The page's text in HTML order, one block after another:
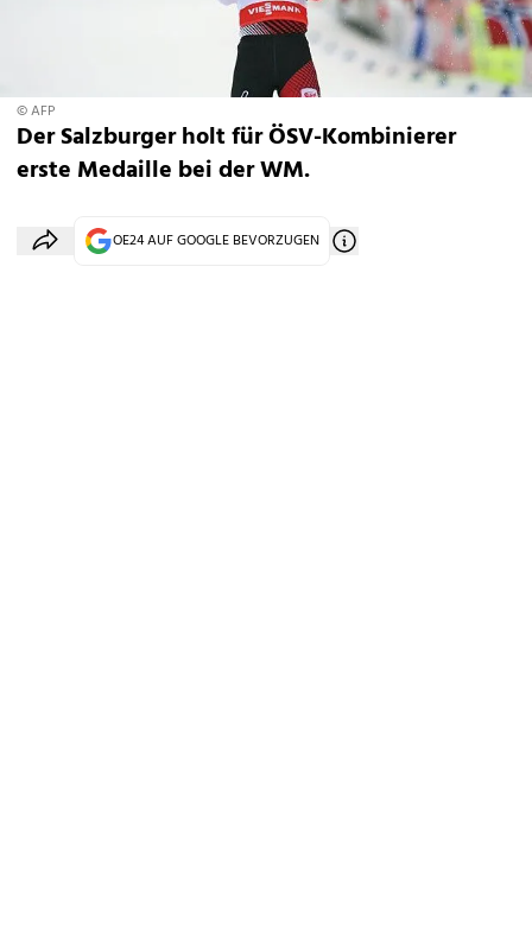
© AFP
Der Salzburger holt für ÖSV-Kombinierer
erste Medaille bei der WM.
OE24 AUF GOOGLE BEVORZUGEN